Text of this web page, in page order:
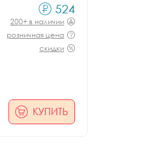
524
200+ в наличии
розничная цена
скидки
КУПИТЬ